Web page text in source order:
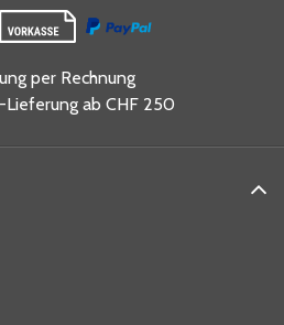
per Rechnung
Lieferung ab CHF 250